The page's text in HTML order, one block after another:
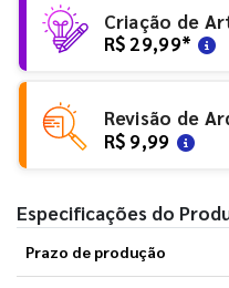
Criação de
R$ 29,99*
Revisão de
R$ 9,99
Especificações do
Prazo de produção